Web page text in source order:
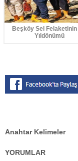
Beşköy Sel Felaketinin
Yıldönümü
Anahtar Kelimeler
YORUMLAR